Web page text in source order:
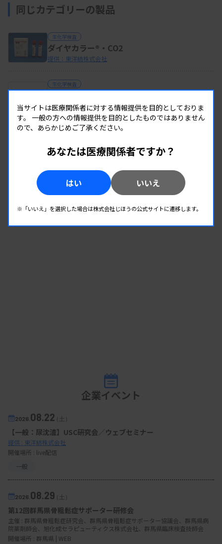
同じカテゴリーの製品
生化学検査
ダイヤカラー®・CO2
提供：東洋紡株式会社
生化学検査
提供：株式会社カイノス
生化学検査 免疫検査
ラインナップ
企業イベント
2026. 08.22（土）
【一般：尿沈渣】USC研究会／ウェブセミナー
提供 : 東洋紡株式会社
開催場所 : live配信
一般
2026. 08.29（土）
第12回群馬県骨粗鬆症サポーター研修会
主催 : 群馬県骨粗鬆症研究会、群馬県骨粗鬆症サポーター協議会、群馬県病
院薬剤師会、旭化成セラピューティクス株式会社、群馬県臨床検査技師会
開催場所 : 群馬県 | WEB
当サイトは医療関係者に対する情報提供を目的としておりま
す。 一般の方への情報提供を目的としたものではありません
ので、あらかじめご了承ください。
あなたは医療関係者ですか？
はい いいえ
※「いいえ」を選択した場合は株式会社じほうの公式サイトに遷移します。